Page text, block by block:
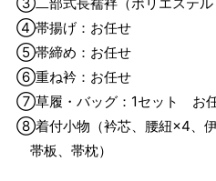
④帯揚げ：お任せ
⑤帯締め：お任せ
⑥重ね衿：お任せ
⑦草履・バッグ：1セット お
⑧着付小物（衿芯、腰紐×4、伊
帯板、帯枕）